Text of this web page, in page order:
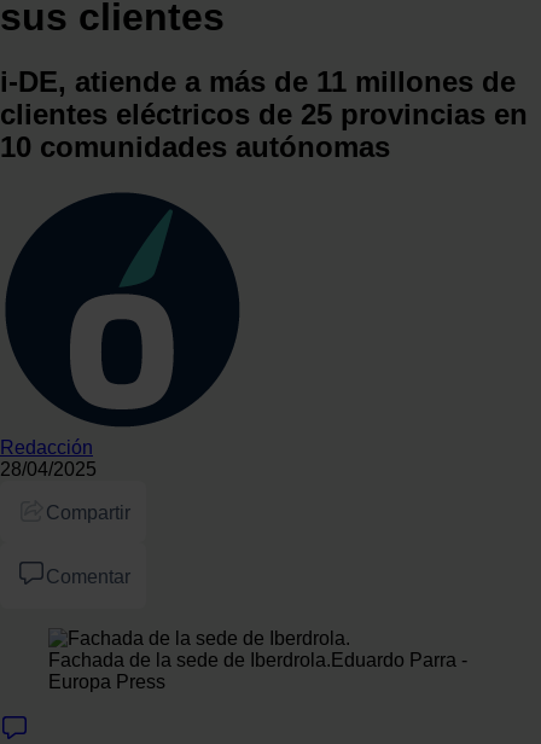
sus clientes
i-DE, atiende a más de 11 millones de
clientes eléctricos de 25 provincias en
10 comunidades autónomas
Redacción
28/04/2025
Compartir
Comentar
Fachada de la sede de Iberdrola. Eduardo Parra -
Europa Press